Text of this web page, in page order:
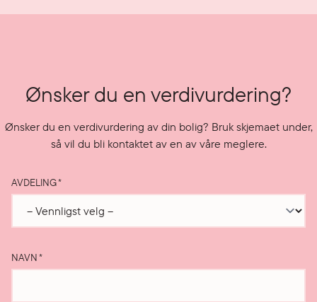
Ønsker du en verdivurdering?
Ønsker du en verdivurdering av din bolig? Bruk skjemaet under,
så vil du bli kontaktet av en av våre meglere.
AVDELING*
NAVN*